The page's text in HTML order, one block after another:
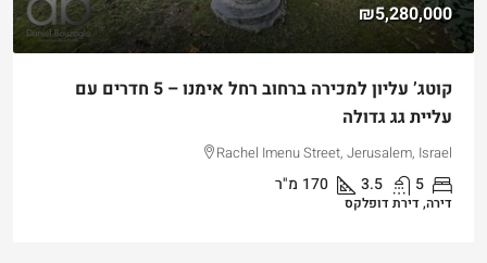
₪5,280,000
קוטג’ עליון למכירה ברחוב רחל אימנו – 5 חדרים עם
עליית גג גדולה
Rachel Imenu Street, Jerusalem, Israel
5
3.5
170 מ"ר
דירה, דירת דופלקס